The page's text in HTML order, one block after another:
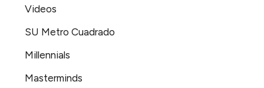
Videos
SU Metro Cuadrado
Millennials
Masterminds